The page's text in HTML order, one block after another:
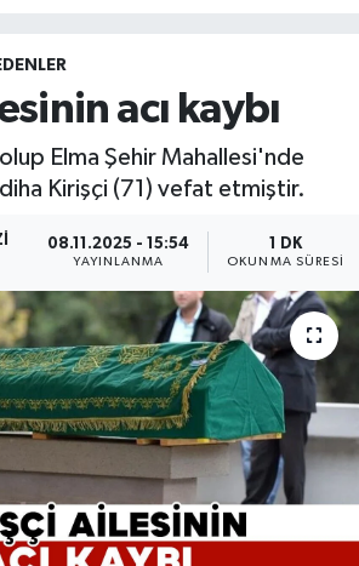
acı kaybı
Elma Şehir Mahallesi'nde
Kirişçi (71) vefat etmiştir.
08.11.2025 - 15:54
YAYINLANMA
1 DK
OKUNMA SÜRESI